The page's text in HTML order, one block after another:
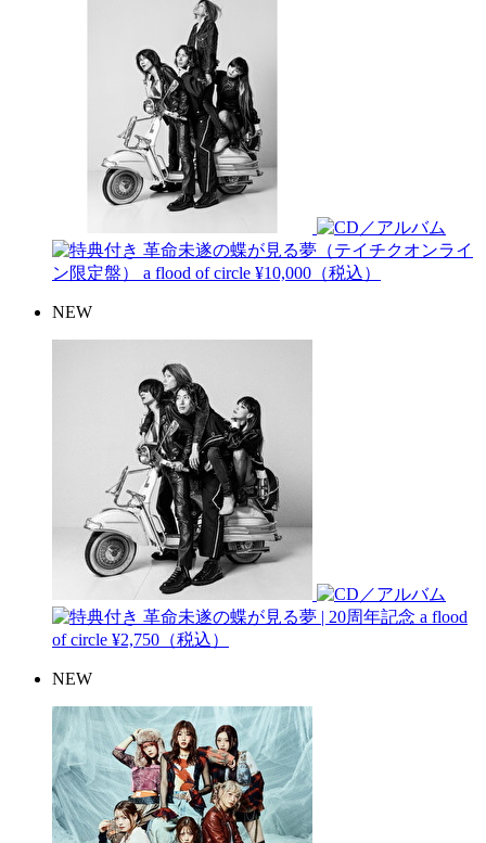
革命未遂の蝶が見る夢（テイチクオンライ
ン限定盤） a flood of circle ¥10,000（税込）
NEW
革命未遂の蝶が見る夢 | 20周年記念 a flood
of circle ¥2,750（税込）
NEW